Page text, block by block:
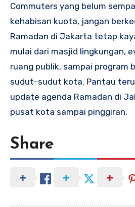
Commuters yang belum
kehabisan kuota, jangan
Ramadan di Jakarta tetap
mulai dari masjid lingkungan,
ruang publik, sampai program
sudut-sudut kota. Pantau
update agenda Ramadan di
pusat kota sampai pinggiran.
Share